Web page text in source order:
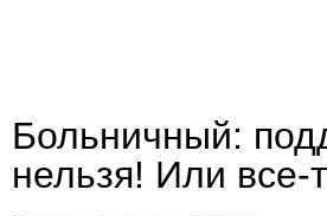
Больничный:
нельзя! Или все-